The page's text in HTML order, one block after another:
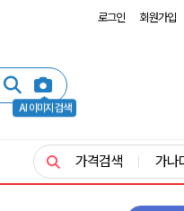
로그인 회원가입
AI 이미지 검색
가격검색 가나